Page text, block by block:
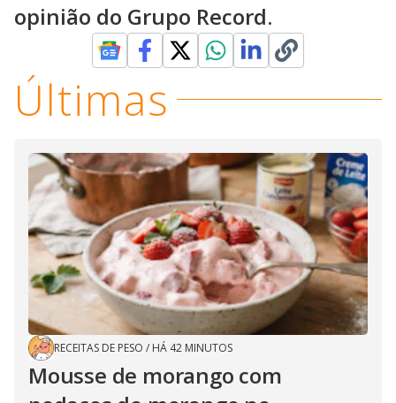
opinião do Grupo Record.
Últimas
RECEITAS DE PESO / HÁ 42 MINUTOS
Mousse de morango com